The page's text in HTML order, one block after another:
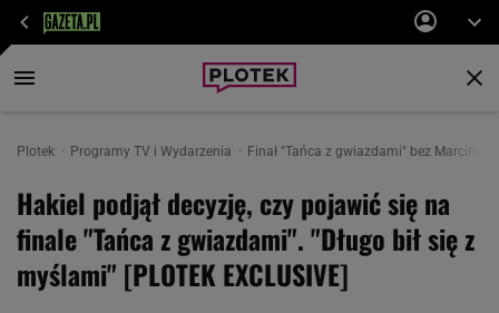
Plotek Programy TV i Wydarzenia Finał "Tańca z gwiazdami" bez Marcina
Hakiel podjął decyzję, czy pojawić się na
finale "Tańca z gwiazdami". "Długo bił się z
myślami" [PLOTEK EXCLUSIVE]